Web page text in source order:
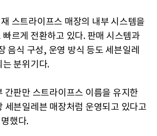
스트라이프스 매장의 내부 시스템을
르게 전환하고 있다. 판매 시스템과
음식 구성, 운영 방식 등도 세븐일레
는 분위기다.
간판만 스트라이프스 이름을 유지한
세븐일레븐 매장처럼 운영되고 있다고
했다.